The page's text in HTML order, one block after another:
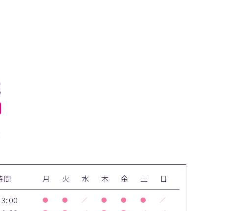
間 月 火 水 木 金 土
日
● ● ／ ● ● ● ／